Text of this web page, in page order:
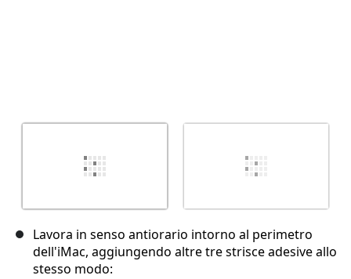
Lavora in senso antiorario intorno al perimetro
dell'iMac, aggiungendo altre tre strisce adesive allo
stesso modo: